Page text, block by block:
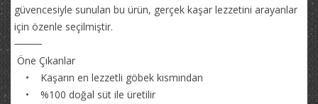
güvencesiyle sunulan bu ürün, gerçek kaşar lezzetini arayanlar
için özenle seçilmiştir.
⸻
Öne Çıkanlar
• Kaşarın en lezzetli göbek kısmından
• %100 doğal süt ile üretilir